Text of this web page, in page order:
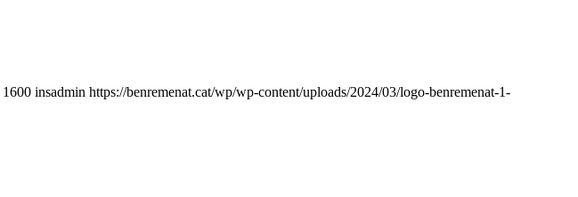
1600 insadmin https://benremenat.cat/wp/wp-content/uploads/2024/03/logo-benremenat-1-